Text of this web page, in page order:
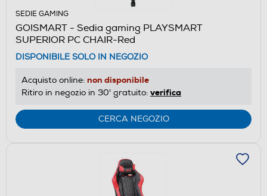
SEDIE GAMING
GO!SMART - Sedia gaming PLAYSMART
SUPERIOR PC CHAIR-Red
DISPONIBILE SOLO IN NEGOZIO
Acquisto online: non disponibile
Ritiro in negozio in 30' gratuito: verifica
CERCA NEGOZIO